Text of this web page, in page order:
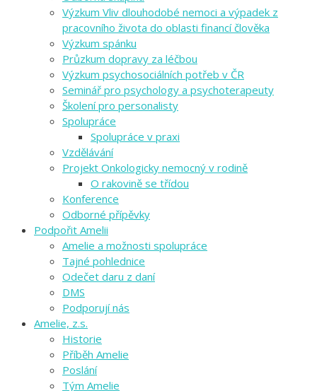
Výzkum Vliv dlouhodobé nemoci a výpadek z
pracovního života do oblasti financí člověka
Výzkum spánku
Průzkum dopravy za léčbou
Výzkum psychosociálních potřeb v ČR
Seminář pro psychology a psychoterapeuty
Školení pro personalisty
Spolupráce
Spolupráce v praxi
Vzdělávání
Projekt Onkologicky nemocný v rodině
O rakovině se třídou
Konference
Odborné přípěvky
Podpořit Amelii
Amelie a možnosti spolupráce
Tajné pohlednice
Odečet daru z daní
DMS
Podporují nás
Amelie, z.s.
Historie
Příběh Amelie
Poslání
Tým Amelie